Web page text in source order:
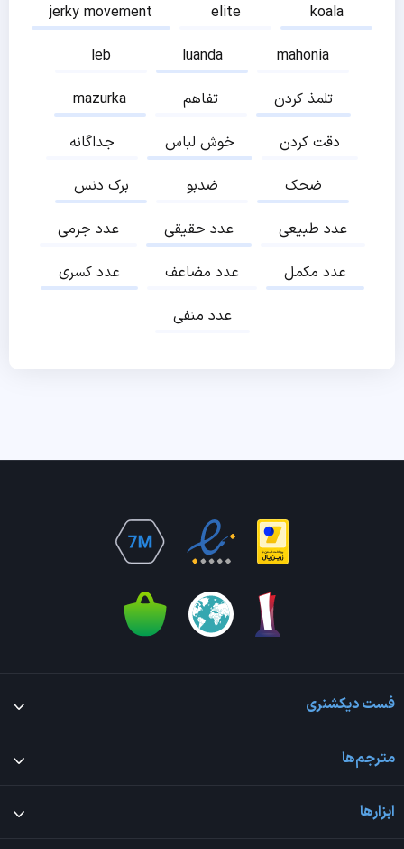
jerky movement
elite
koala
leb
luanda
mahonia
mazurka
تفاهم
تلمذ کردن
جداگانه
خوش لباس
دقت کردن
برک دنس
ضدبو
ضحک
عدد جرمی
عدد حقیقی
عدد طبیعی
عدد کسری
عدد مضاعف
عدد مکمل
عدد منفی
فست دیکشنری
مترجم‌ها
ابزارها